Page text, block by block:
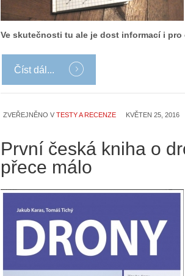
Ve skutečnosti tu ale je dost informací i
Číst dál...
ZVEŘEJNĚNO V TESTY A RECENZE KVĚTEN 25, 2016
První česká kniha o
přece málo